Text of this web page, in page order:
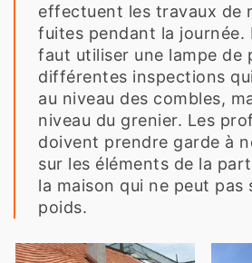
effectuent les travaux de
fuites pendant la journée.
faut utiliser une lampe de
différentes inspections
au niveau des combles,
niveau du grenier. Les
doivent prendre garde à
sur les éléments de la
la maison qui ne peut pas
poids.